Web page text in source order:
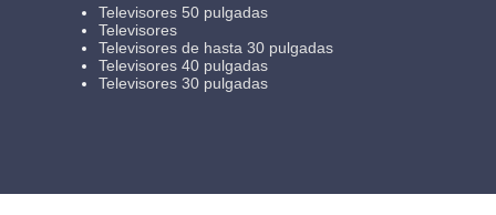
Televisores 50 pulgadas
Televisores
Televisores de hasta 30 pulgadas
Televisores 40 pulgadas
Televisores 30 pulgadas